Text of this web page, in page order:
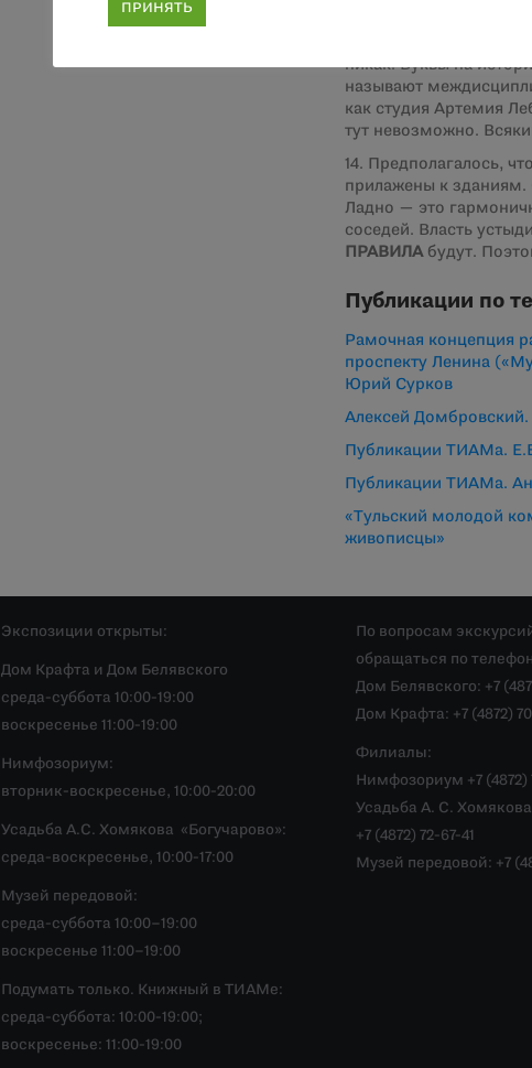
13. А пока проект
архитектуры и
никак. Буквы на
называют
как студия Артемия
тут невозможно.
14. Предполагалось,
прилажены к зданиям.
Ладно — это
соседей. Власть
ПРАВИЛАбудут.
Публикации по
Рамочная концепция
проспекту Ленина
Юрий Сурков
Алексей
Публикации ТИАМа.
Публикации ТИАМа.
«Тульский молодой
живописцы»
Экспозиции открыты:
Дом Крафта и Дом Белявского
среда-суббота 10:00-19:00
воскресенье 11:00-19:00
Нимфозориум:
вторник-воскресенье, 10:00-20:00
Усадьба А.С. Хомякова «Богучарово»:
среда-воскресенье, 10:00-17:00
Музей передовой:
среда-суббота 10:00–19:00
воскресенье 11:00–19:00
Подумать только. Книжный в ТИАМе:
среда-суббота: 10:00-19:00;
воскресенье: 11:00-19:00
По вопросам
обращаться по
Дом Белявского: +7
Дом Крафта: +7 (4872)
Филиалы:
Нимфозориум +7 (4872)
Усадьба А. С. Хомякова
+7 (4872) 72-67-41
Музей передовой: +7
ПРИНЯТЬ